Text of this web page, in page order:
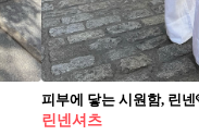
린넨셔츠